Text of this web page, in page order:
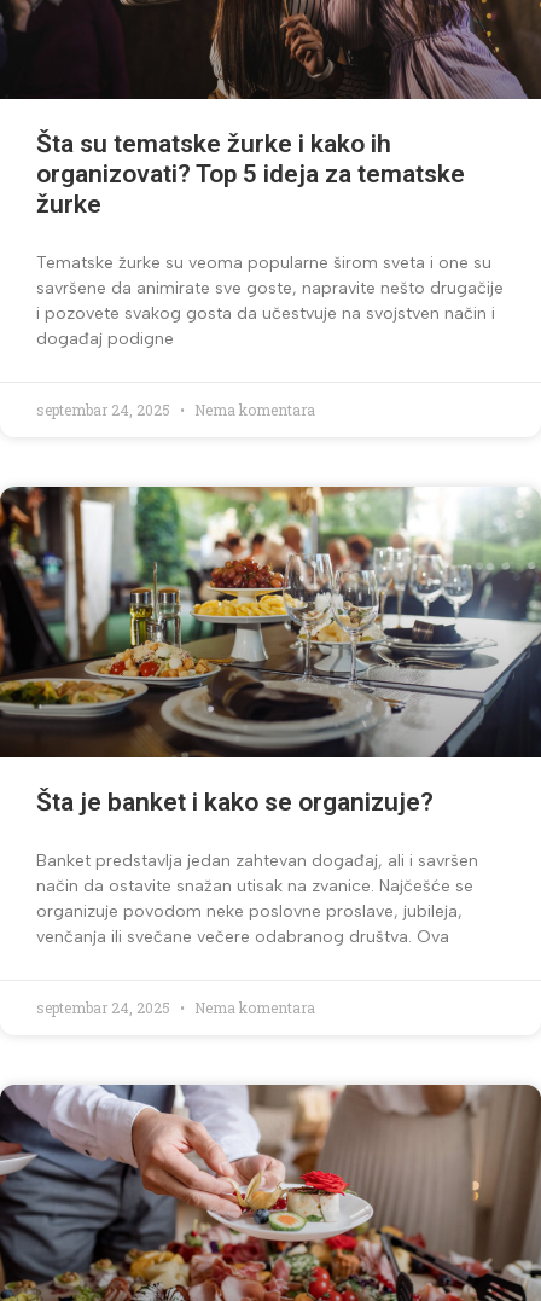
Šta su tematske žurke i kako ih
organizovati? Top 5 ideja za tematske
žurke
Tematske žurke su veoma popularne širom sveta i one su
savršene da animirate sve goste, napravite nešto drugačije
i pozovete svakog gosta da učestvuje na svojstven način i
događaj podigne
septembar 24, 2025 Nema komentara
Šta je banket i kako se organizuje?
Banket predstavlja jedan zahtevan događaj, ali i savršen
način da ostavite snažan utisak na zvanice. Najčešće se
organizuje povodom neke poslovne proslave, jubileja,
venčanja ili svečane večere odabranog društva. Ova
septembar 24, 2025 Nema komentara